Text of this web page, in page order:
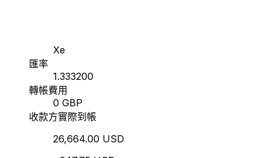
Xe
匯率
1.333200
轉帳費用
0 GBP
收款方實際到帳
26,664.00 USD